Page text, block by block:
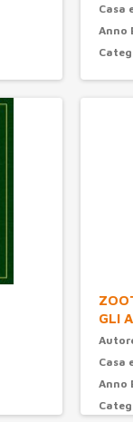
Casa
Anno
GLI
Casa
Anno